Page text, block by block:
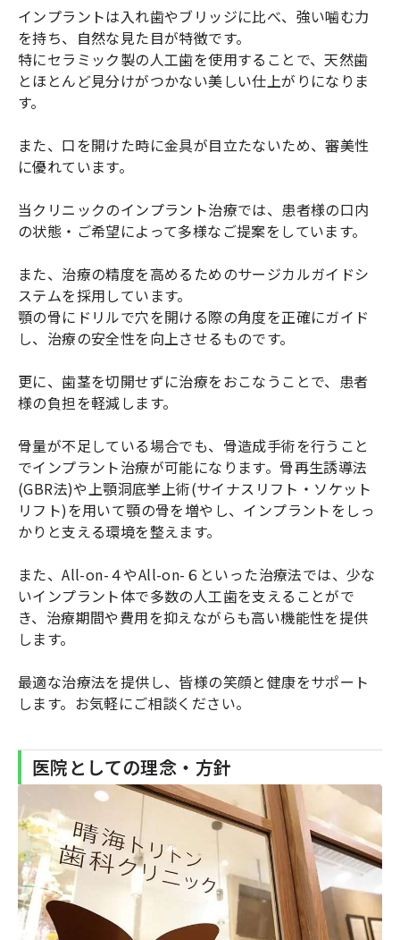
インプラントは入れ歯やブリッジに比べ、強い噛む力
を持ち、自然な見た目が特徴です。
特にセラミック製の人工歯を使用することで、天然歯
とほとんど見分けがつかない美しい仕上がりになりま
す。
また、口を開けた時に金具が目立たないため、審美性
に優れています。
当クリニックのインプラント治療では、患者様の口内
の状態・ご希望によって多様なご提案をしています。
また、治療の精度を高めるためのサージカルガイドシ
ステムを採用しています。
顎の骨にドリルで穴を開ける際の角度を正確にガイド
し、治療の安全性を向上させるものです。
更に、歯茎を切開せずに治療をおこなうことで、患者
様の負担を軽減します。
骨量が不足している場合でも、骨造成手術を行うこと
でインプラント治療が可能になります。骨再生誘導法
(GBR法)や上顎洞底挙上術(サイナスリフト・ソケット
リフト)を用いて顎の骨を増やし、インプラントをしっ
かりと支える環境を整えます。
また、All-on-４やAll-on-６といった治療法では、少な
いインプラント体で多数の人工歯を支えることがで
き、治療期間や費用を抑えながらも高い機能性を提供
します。
最適な治療法を提供し、皆様の笑顔と健康をサポート
します。お気軽にご相談ください。
医院としての理念・方針